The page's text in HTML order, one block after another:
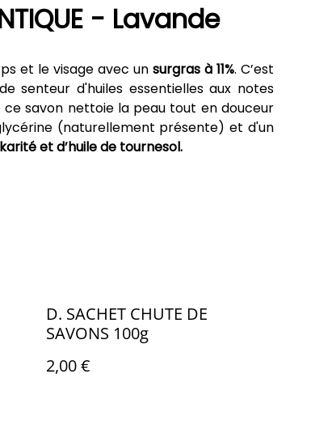
- Lavande
et le visage avec un surgras à 11%. C’est
senteur d'huiles essentielles aux notes
savon nettoie la peau tout en douceur
(naturellement présente) et d'un
et d’huile de tournesol.
D. SACHET CHUTE DE
SAVONS 100g
2,00 €